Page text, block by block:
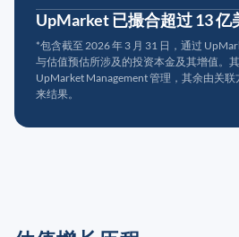
UpMarket 已撮合超过 13 亿
*包含截至 2026 年 3 月 31 日，通过
与估值预估所涉及的投资本金及其增值。
UpMarket Management 管理，其余由关
来结果。